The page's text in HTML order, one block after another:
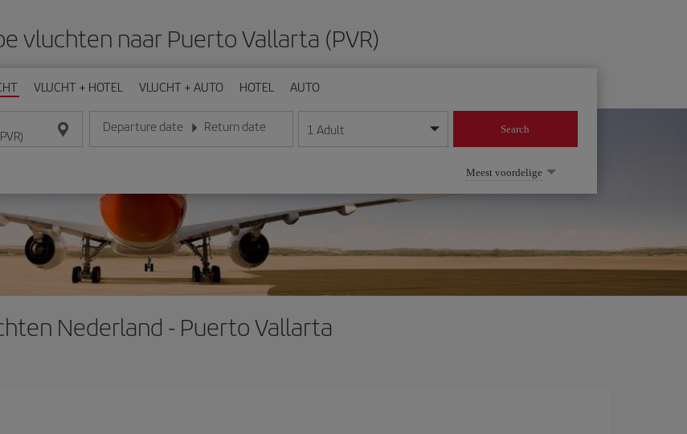
vluchten naar Puerto Vallarta (PVR)
VLUCHT + HOTEL VLUCHT + AUTO HOTEL AUTO
Departure date
Voer de datum in het formaat dag/maand/jaar in
Return date
Voer de datum in het formaat dag/maand/jaar in
1 Adult Search
Meest voordelige
Nederland - Puerto Vallarta